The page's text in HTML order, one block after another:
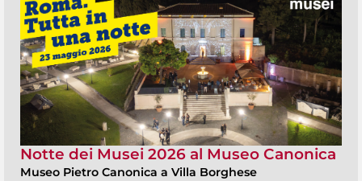
Notte dei Musei 2026 al Museo Canonica
Museo Pietro Canonica a Villa Borghese